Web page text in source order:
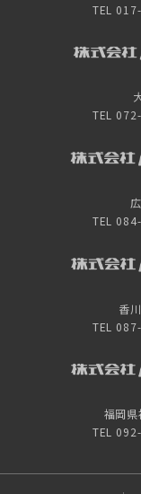
TEL
TEL
TEL
香
TEL
福岡
TEL